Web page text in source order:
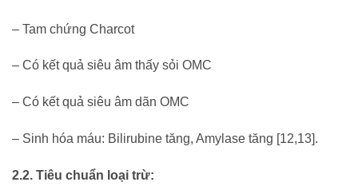
– Tam chứng Charcot
– Có kết quả siêu âm thấy sỏi OMC
– Có kết quả siêu âm dãn OMC
– Sinh hóa máu: Bilirubine tăng, Amylase tăng [12,13].
2.2. Tiêu chuẩn loại trừ: